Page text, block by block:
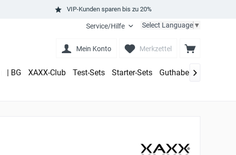
VIP-Kunden sparen bis zu 20%
Service/Hilfe Select Language ▼
Merkzettel
Mein Konto
| BG XAXX-Club Test-Sets Starter-Sets Guthaben aufladen
